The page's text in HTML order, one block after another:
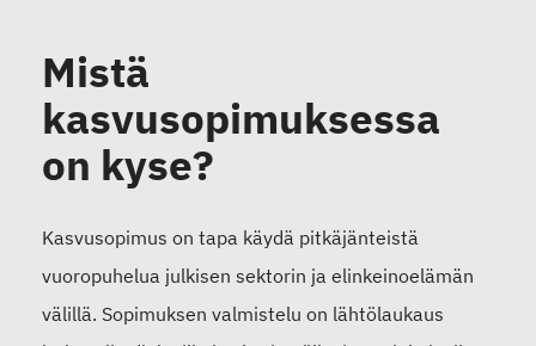
Mistä
kasvusopimuksessa
on kyse?
Kasvusopimus on tapa käydä pitkäjänteistä
vuoropuhelua julkisen sektorin ja elinkeinoelämän
välillä. Sopimuksen valmistelu on lähtölaukaus